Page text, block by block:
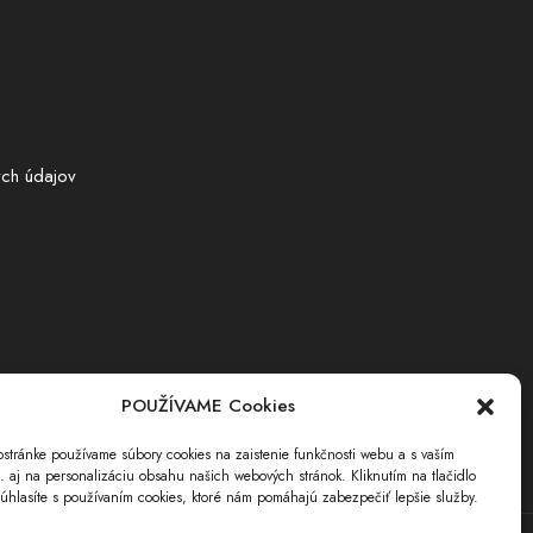
POUŽÍVAME Cookies
používame súbory cookies na zaistenie funkčnosti webu a s vaším
aj na personalizáciu obsahu našich webových stránok. Kliknutím na tlačidlo
s používaním cookies, ktoré nám pomáhajú zabezpečiť lepšie služby.
údajov